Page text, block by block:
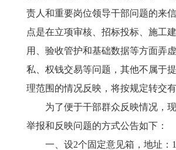
责人和重要岗位领导干部问题的来
点是在立项审核、招标投标、施工
用、验收管护和基础数据等方面弄
私、权钱交易等问题，其他不属于
理范围的情况反映，将按规定转交有
为了便于干部群众反映情况，
举报和反映问题的方式公告如下 ：
一、设2个固定意见箱 ， 地址 ：